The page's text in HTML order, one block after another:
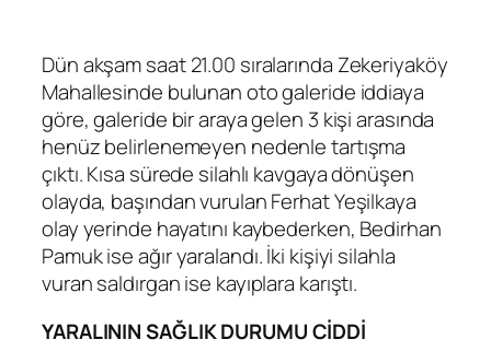
Dün akşam saat 21.00 sıralarında Zekeriyaköy
Mahallesinde bulunan oto galeride iddiaya
göre, galeride bir araya gelen 3 kişi arasında
henüz belirlenemeyen nedenle tartışma
çıktı. Kısa sürede silahlı kavgaya dönüşen
olayda, başından vurulan Ferhat Yeşilkaya
olay yerinde hayatını kaybederken, Bedirhan
Pamuk ise ağır yaralandı. İki kişiyi silahla
vuran saldırgan ise kayıplara karıştı.
YARALININ SAĞLIK DURUMU CİDDİ